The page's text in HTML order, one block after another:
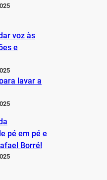
voz às
e
lavar a
pé em pé e
Borré!